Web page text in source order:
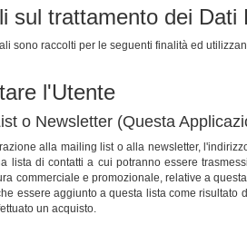
sul trattamento dei Dati
sono raccolti per le seguenti finalità ed
l'Utente
o Newsletter (Questa
alla mailing list o alla newsletter,
lista di contatti a cui potranno essere
commerciale e promozionale, relative a
essere aggiunto a questa lista come risultato
un acquisto.